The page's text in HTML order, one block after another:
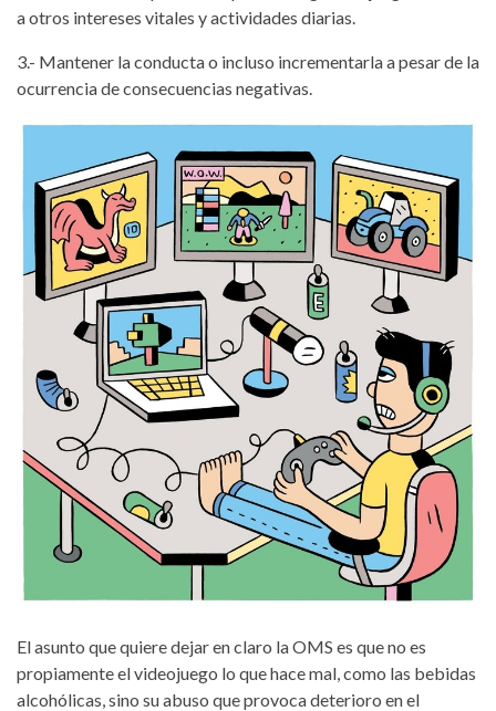
a otros intereses vitales y actividades diarias.
3.- Mantener la conducta o incluso incrementarla a pesar de la
ocurrencia de consecuencias negativas.
El asunto que quiere dejar en claro la OMS es que no es
propiamente el videojuego lo que hace mal, como las bebidas
alcohólicas, sino su abuso que provoca deterioro en el